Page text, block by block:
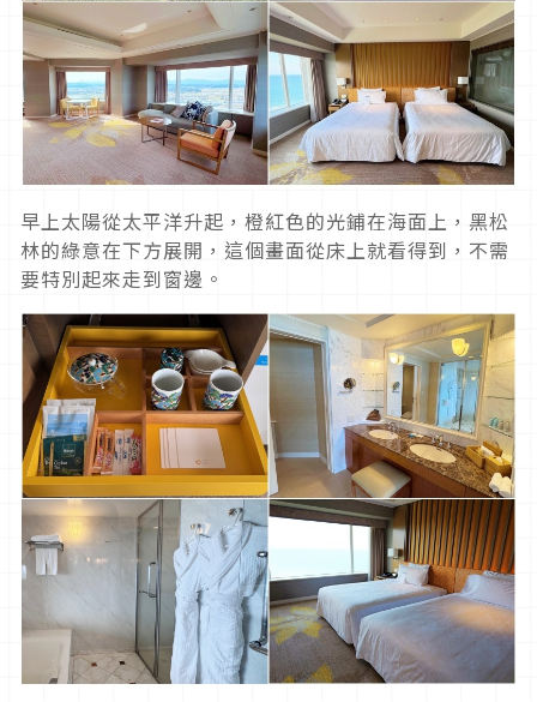
早上太陽從太平洋升起，橙紅色的光鋪在海面上，黑松
林的綠意在下方展開，這個畫面從床上就看得到，不需
要特別起來走到窗邊。